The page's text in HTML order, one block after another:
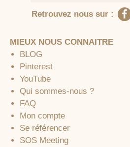
Retrouvez nous sur :
MIEUX NOUS CONNAITRE
BLOG
Pinterest
YouTube
Qui sommes-nous ?
FAQ
Mon compte
Se référencer
SOS Meeting